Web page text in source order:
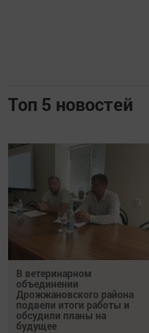
Топ 5 новостей
В ветеринарном
объединении
Дрожжановского района
подвели итоги работы и
обсудили планы на
будущее